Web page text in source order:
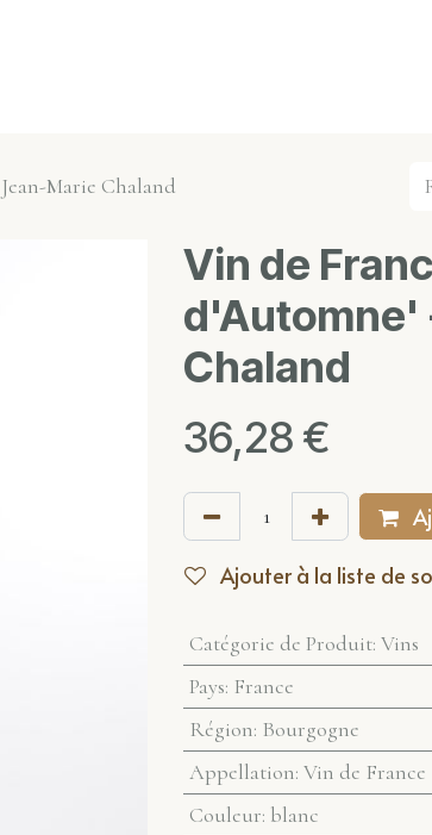
Marie Chaland
Vin de
d'Automne'
Chaland
36,28 €
Ajouter à la liste de
Catégorie de Produit: Vins
Pays: France
Région: Bourgogne
Appellation: Vin de France
Couleur: blanc